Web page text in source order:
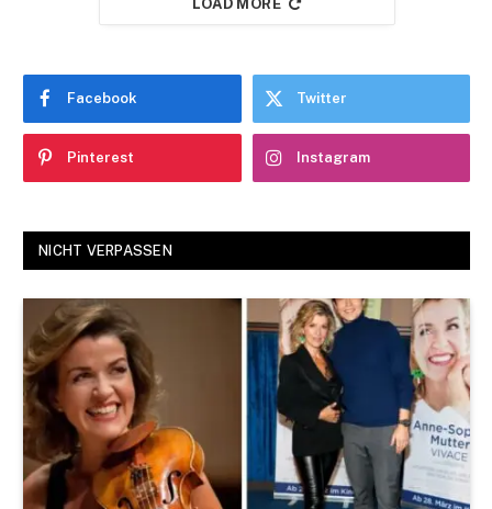
LOAD MORE
Facebook Twitter
Pinterest Instagram
NICHT VERPASSEN